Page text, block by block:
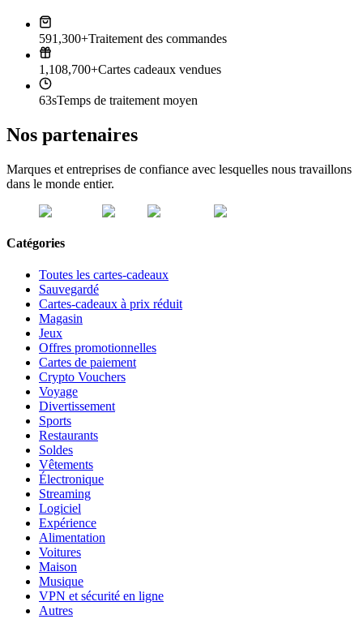
591,300+Traitement des commandes
1,108,700+Cartes cadeaux vendues
63sTemps de traitement moyen
Nos partenaires
Marques et entreprises de confiance avec lesquelles nous travaillons
dans le monde entier.
Catégories
Toutes les cartes-cadeaux
Sauvegardé
Cartes-cadeaux à prix réduit
Magasin
Jeux
Offres promotionnelles
Cartes de paiement
Crypto Vouchers
Voyage
Divertissement
Sports
Restaurants
Soldes
Vêtements
Électronique
Streaming
Logiciel
Expérience
Alimentation
Voitures
Maison
Musique
VPN et sécurité en ligne
Autres